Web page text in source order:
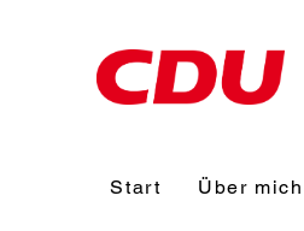
Start Über mich